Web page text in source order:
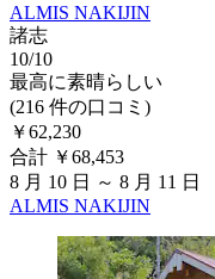
ALMIS NAKIJIN
諸志
10/10
最高に素晴らしい
(216 件の口コミ)
￥62,230
合計 ￥68,453
8 月 10 日 ～ 8 月 11 日
ALMIS NAKIJIN